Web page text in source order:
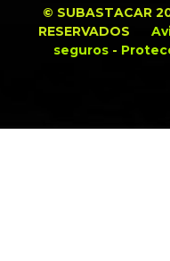
© SUBASTACAR
RESERVADOS
seguros -